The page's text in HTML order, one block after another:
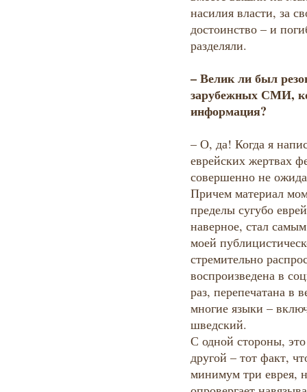
насилия власти, за
достоинство – и
разделяли.
– Велик ли был
зарубежных СМИ,
информация?
– О, да! Когда я
еврейских жертвах
совершенно не
Причем материал
пределы сугубо
наверное, стал
моей
стремительно
воспроизведена в
раз, перепечатана в
многие языки –
шведский.
С одной стороны,
другой – тот факт,
минимум три еврея,